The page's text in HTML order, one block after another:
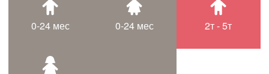
0-24 мес 0-24 мес 2т - 5т